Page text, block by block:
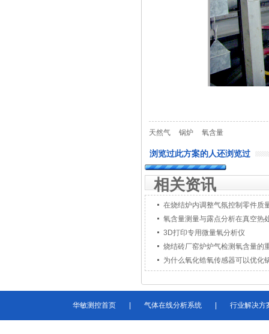
天然气 锅炉 氧含量
浏览过此方案的人还浏览过
相关资讯
在烧结炉内调整气氛控制零件质
氧含量测量与露点分析在真空热
3D打印专用微量氧分析仪
烧结砖厂窑炉炉气检测氧含量的
为什么氧化锆氧传感器可以优化
华敏测控首页 气体在线分析系统 行业解决方